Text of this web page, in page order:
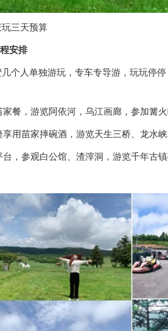
三天预算
安排
个人单独游玩，专车专导游，玩玩停
餐，游览阿依河，乌江画廊，参加篝火
用苗家摔碗酒，游览天生三桥、龙水
，参观白公馆、渣滓洞，游览千年古